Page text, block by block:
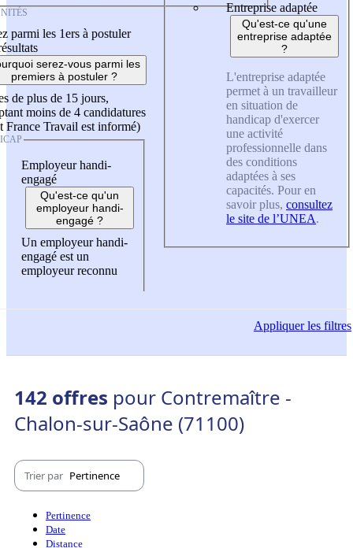
parmi les 1ers à postuler
serez-vous parmi les
premiers à postuler ?
de plus de 15 jours,
moins de 4 candidatures
France Travail est informé)
Employeur handi-
engagé
Qu'est-ce qu'un
employeur handi-
engagé ?
Un employeur handi-
engagé est un
employeur reconnu
Entreprise adaptée
Qu'est-ce qu'une
entreprise adaptée
?
L'entreprise adaptée
permet à un travailleur
en situation de
handicap d'exercer
une activité
professionnelle dans
des conditions
adaptées à ses
capacités. Pour en
savoir plus, consultez
le site de l’UNEA.
Appliquerles filtres
142 offres pour Contremaître -
Chalon-sur-Saône (71100)
Trier par Pertinence
Pertinence
Date
Distance